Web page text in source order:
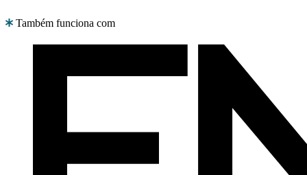
Também funciona com